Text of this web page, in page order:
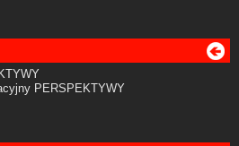
PERSPEKTYWY